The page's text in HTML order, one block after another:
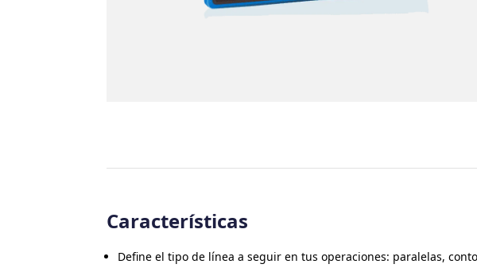
Características
Define el tipo de línea a seguir en tus operaciones: paralelas,